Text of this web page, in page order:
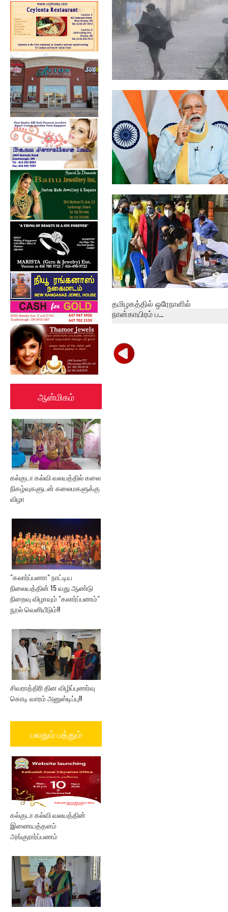
ஆன்மிகம்
கல்குடா கல்வி வலயத்தில் கலை
நிகழ்வுகளுடன் கலைமகளுக்கு
விழா
"கலார்ப்பணா" நாட்டிய
நிலையத்தின் 15 வது ஆண்டு
நிறைவு விழாவும் "கலார்ப்பணம்"
நூல் வெளியீடும்!!
சிவராத்திரி தின விழிப்புணர்வு
கொடி வாரம் அனுஸ்டிப்பு!!
பலதும் பத்தும்
கல்குடா கல்வி வலயத்தின்
இணையத்தளம்
அங்குரார்ப்பணம்
தமிழகத்தில் 24 மணிநேரத்தில்
கனமழைக்...
கொரோனா பற்றிய
விழிப்புணர்வு பரவலாக ...
தமிழகத்தில் ஒரேநாளில்
நான்காயிரம் ப...